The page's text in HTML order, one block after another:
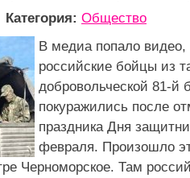
Категория: Общество
В медиа попало видео,
российские бойцы из
добровольческой 81-й
покуражились после
праздника Дня
февраля. Произошло
Черноморское. Там